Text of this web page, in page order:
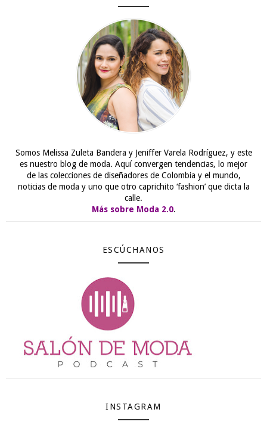
Somos Melissa Zuleta Bandera y Jeniffer Varela Rodríguez, y este
es nuestro blog de moda. Aquí convergen tendencias, lo mejor
de las colecciones de diseñadores de Colombia y el mundo,
noticias de moda y uno que otro caprichito ‘fashion’ que dicta la
calle.
Más sobre Moda 2.0.
ESCÚCHANOS
INSTAGRAM